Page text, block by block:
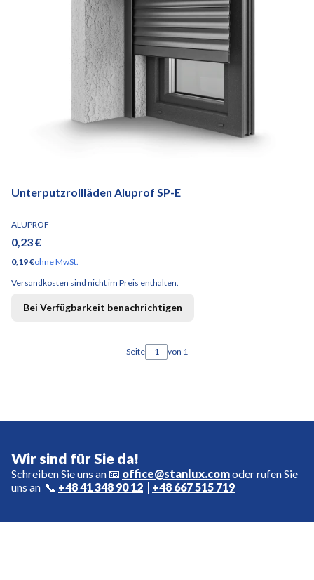
Unterputzrollläden Aluprof SP-E
HERSTELLER
ALUPROF
Preis
0,23 €
Preis
0,19 €ohne MwSt.
Versandkosten sind nicht im Preis enthalten.
Bei Verfügbarkeit benachrichtigen
Seite von 1
Wir sind für Sie da!
Schreiben Sie uns an 📧 office@stanlux.comoder rufen Sie
uns an 📞 +48 41 348 90 12 | +48 667 515 719